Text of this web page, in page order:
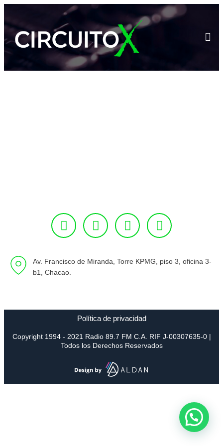
Av. Francisco de Miranda, Torre KPMG, piso 3, oficina 3-
b1, Chacao.
Política de privacidad
Copyright 1994 - 2021 Radio 89.7 FM C.A. RIF J-00307635-0 |
Todos los Derechos Reservados